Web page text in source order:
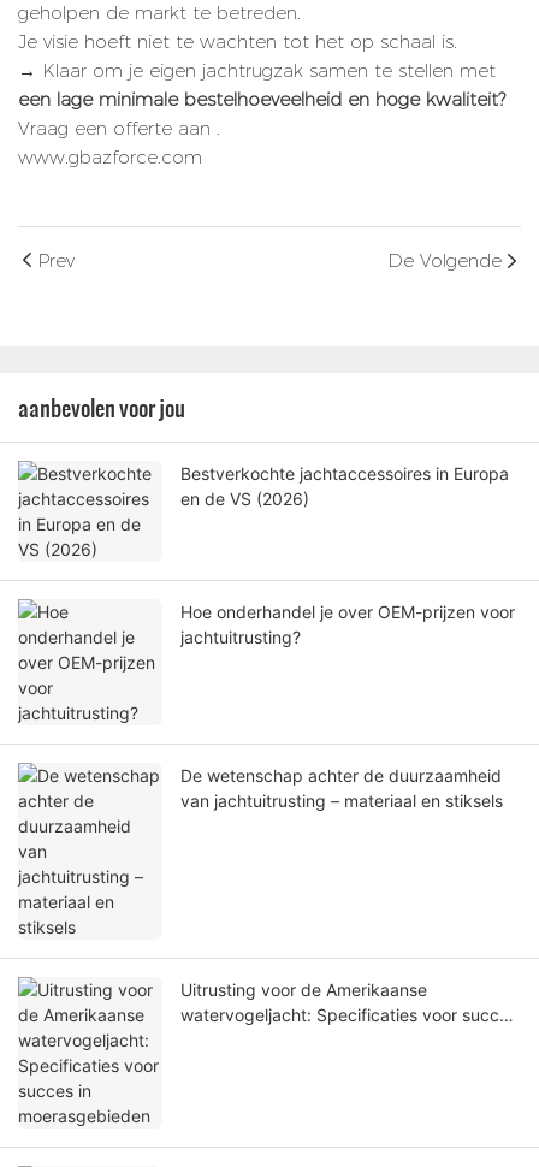
geholpen de markt te betreden.
Je visie hoeft niet te wachten tot het op schaal is.
→ Klaar om je eigen jachtrugzak samen te stellen met
een lage minimale bestelhoeveelheid en hoge kwaliteit?
Vraag een offerte aan .
www.gbazforce.com
Prev De Volgende
aanbevolen voor jou
Bestverkochte jachtaccessoires in Europa
en de VS (2026)
Hoe onderhandel je over OEM-prijzen voor
jachtuitrusting?
De wetenschap achter de duurzaamheid
van jachtuitrusting – materiaal en stiksels
Uitrusting voor de Amerikaanse
watervogeljacht: Specificaties voor succes